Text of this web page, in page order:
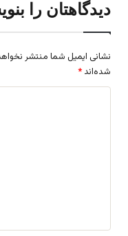
دیدگاهتان را
نشانی ایمیل شما منتشر
شده‌اند *